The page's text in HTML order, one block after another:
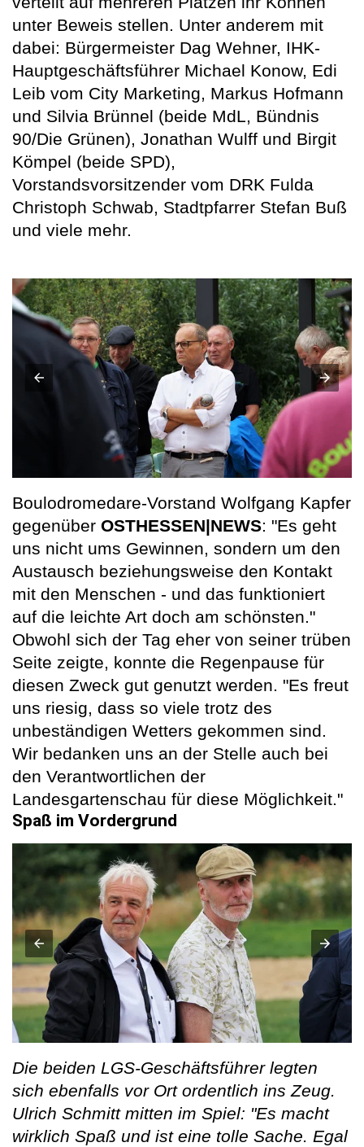
unter Beweis stellen. Unter anderem mit
dabei: Bürgermeister Dag Wehner, IHK-
Hauptgeschäftsführer Michael Konow, Edi
Leib vom City Marketing, Markus Hofmann
und Silvia Brünnel (beide MdL, Bündnis
90/Die Grünen), Jonathan Wulff und Birgit
Kömpel (beide SPD),
Vorstandsvorsitzender vom DRK Fulda
Christoph Schwab, Stadtpfarrer Stefan Buß
und viele mehr.
Boulodromedare-Vorstand Wolfgang Kapfer
gegenüber OSTHESSEN|NEWS: "Es geht
uns nicht ums Gewinnen, sondern um den
Austausch beziehungsweise den Kontakt
mit den Menschen - und das funktioniert
auf die leichte Art doch am schönsten."
Obwohl sich der Tag eher von seiner trüben
Seite zeigte, konnte die Regenpause für
diesen Zweck gut genutzt werden. "Es freut
uns riesig, dass so viele trotz des
unbeständigen Wetters gekommen sind.
Wir bedanken uns an der Stelle auch bei
den Verantwortlichen der
Landesgartenschau für diese Möglichkeit."
Spaß im Vordergrund
Die beiden LGS-Geschäftsführer legten
sich ebenfalls vor Ort ordentlich ins Zeug.
Ulrich Schmitt mitten im Spiel: "Es macht
wirklich Spaß und ist eine tolle Sache. Egal